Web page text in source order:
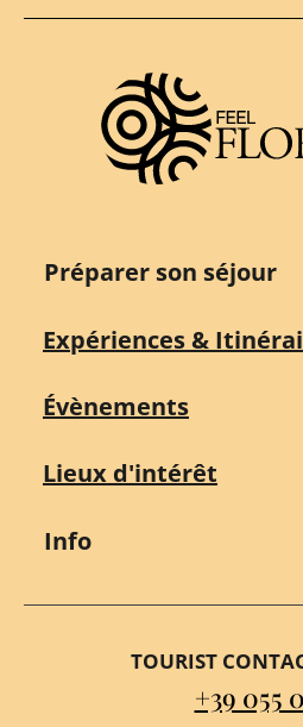
Préparer son séjour
Expériences &
Évènements
Lieux d'intérêt
Info
TOURIST
+39 055